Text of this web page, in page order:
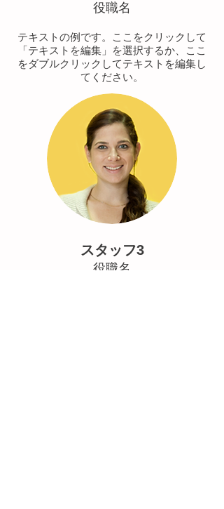
役職名
テキストの例です。ここをクリックして
「テキストを編集」を選択するか、ここ
をダブルクリックしてテキストを編集し
てください。
スタッフ3
役職名